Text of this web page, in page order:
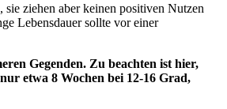
ziehen aber keinen positiven Nutzen
Lebensdauer sollte vor einer
Gegenden. Zu beachten ist hier,
etwa 8 Wochen bei 12-16 Grad,